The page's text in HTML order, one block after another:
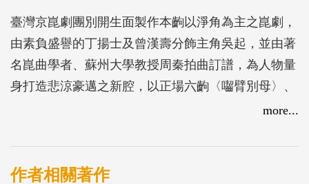
臺灣京崑劇團別開生面製作本齣以淨角為主之崑劇，
由素負盛譽的丁揚士及曾漢壽分飾主角吳起，並由著
名崑曲學者、蘇州大學教授周秦拍曲訂譜，為人物量
身打造悲涼豪邁之新腔，以正場六齣〈囓臂別母〉、
〈殺妻求將〉、〈鎮守西河〉、〈計逐吳起〉、〈君
的雙面性格，以古鑑今共探歷史棋局中的道德博弈與
人性掙扎。
more...
作者相關著作